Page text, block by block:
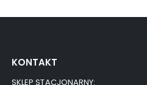
KONTAKT
SKLEP STACJONARNY: